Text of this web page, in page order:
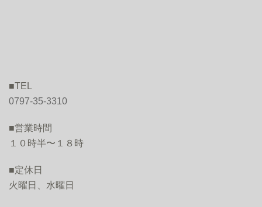
■TEL
0797-35-3310
■営業時間
１０時半〜１８時
■定休日
火曜日、水曜日